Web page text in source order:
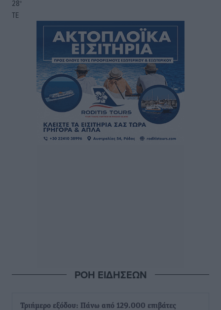
28°
ΤΕ
ΡΟΗ ΕΙΔΗΣΕΩΝ
Τριήμερο εξόδου: Πάνω από 129.000 επιβάτες